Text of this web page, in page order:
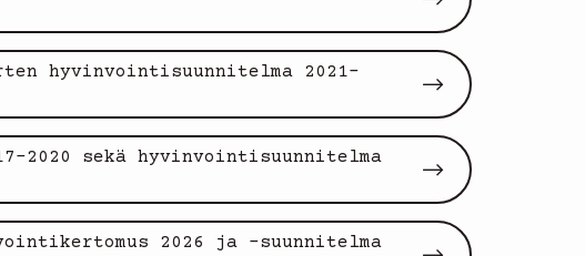
hyvinvointisuunnitelma 2021-
2020 sekä hyvinvointisuunnitelma
2026 ja -suunnitelma